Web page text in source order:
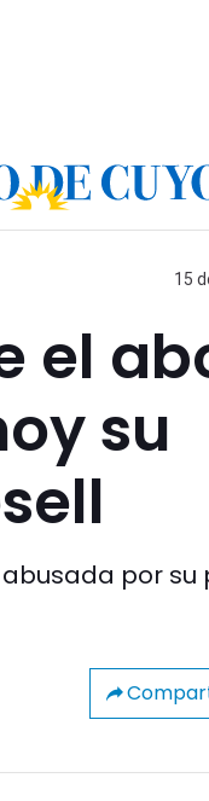
15
el
su
por